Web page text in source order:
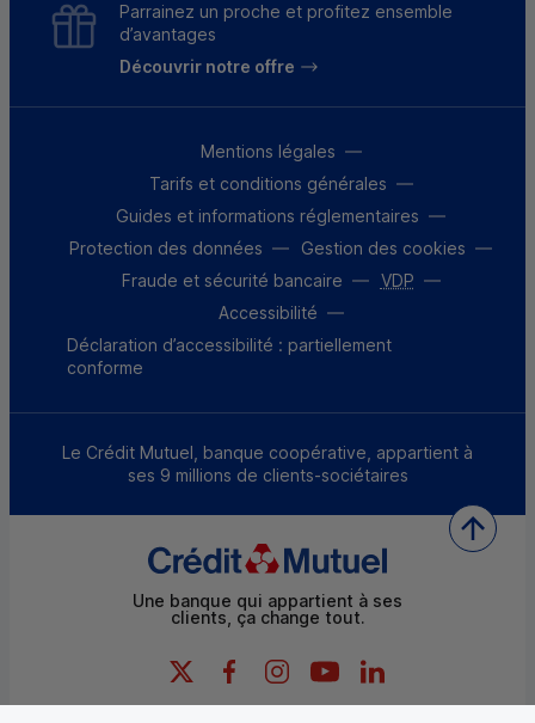
Parrainez un proche et profitez ensemble
d’avantages
Découvrir notre offre
Mentions légales
Tarifs et conditions générales
Guides et informations réglementaires
Protection des données
Gestion des cookies
Fraude et sécurité bancaire
VDP
Accessibilité
Déclaration d’accessibilité : partiellement
conforme
Le Crédit Mutuel, banque coopérative, appartient à
ses 9 millions de clients-sociétaires
Une banque qui appartient à ses
clients, ça change tout.
FacebookInstagram
YouTube